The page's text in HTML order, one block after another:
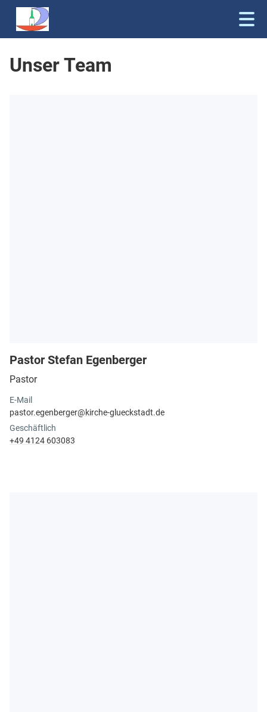
Unser Team
Pastor Stefan Egenberger
Pastor
E-Mail
pastor.​egenberger@​kirche-glueckstadt.​de
Geschäftlich
+49 4124 603083